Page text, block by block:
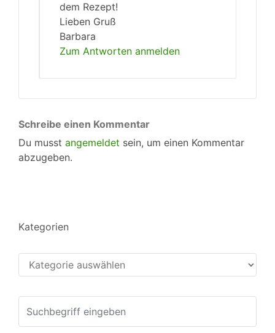
dem Rezept!
Lieben Gruß
Barbara
Zum Antworten anmelden
Schreibe einen Kommentar
Du musst angemeldet sein, um einen Kommentar
abzugeben.
Kategorien
Kategorien